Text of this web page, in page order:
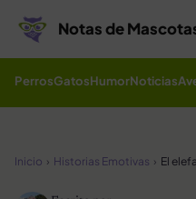
Notas de
PerrosGatosHumorNoticias
Inicio Historias Emotivas